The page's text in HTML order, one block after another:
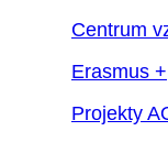
Centrum
Erasmus +
Projekty